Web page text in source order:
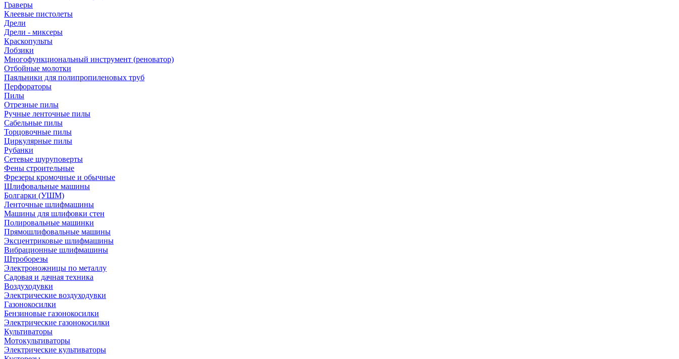
Граверы
Клеевые пистолеты
Дрели
Дрели - миксеры
Краскопульты
Лобзики
Многофункциональный инструмент (реноватор)
Отбойные молотки
Паяльники для полипропиленовых труб
Перфораторы
Пилы
Отрезные пилы
Ручные ленточные пилы
Сабельные пилы
Торцовочные пилы
Циркулярные пилы
Рубанки
Сетевые шуруповерты
Фены строительные
Фрезеры кромочные и обычные
Шлифовальные машины
Болгарки (УШМ)
Ленточные шлифмашины
Машины для шлифовки стен
Полировальные машинки
Прямошлифовальные машины
Эксцентриковые шлифмашины
Вибрационные шлифмашины
Штроборезы
Электроножницы по металлу
Садовая и дачная техника
Воздуходувки
Электрические воздуходувки
Газонокосилки
Бензиновые газонокосилки
Электрические газонокосилки
Культиваторы
Мотокультиваторы
Электрические культиваторы